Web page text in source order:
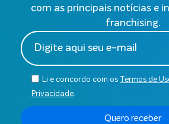
com as principais notícias e
franchising.
Li e concordo com os Termos de
Privacidade.
Quero receber